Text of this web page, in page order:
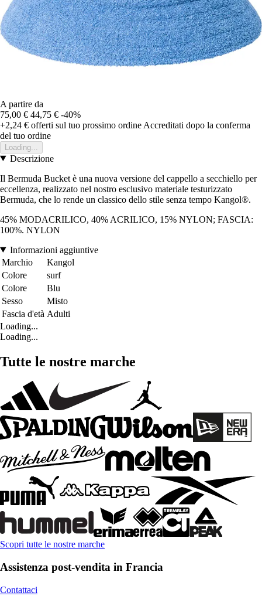
A partire da
75,00 € 44,75 € -40%
+2,24 € offerti sul tuo prossimo ordine Accreditati dopo la conferma
del tuo ordine
Loading...
Descrizione
Il Bermuda Bucket è una nuova versione del cappello a secchiello per
eccellenza, realizzato nel nostro esclusivo materiale testurizzato
Bermuda, che lo rende un classico dello stile senza tempo Kangol®.
45% MODACRILICO, 40% ACRILICO, 15% NYLON; FASCIA:
100%. NYLON
Informazioni aggiuntive
Marchio
Kangol
Colore
surf
Colore
Blu
Sesso
Misto
Fascia d'età Adulti
Loading...
Loading...
Tutte le nostre marche
Scopri tutte le nostre marche
Assistenza post-vendita in Francia
Contattaci